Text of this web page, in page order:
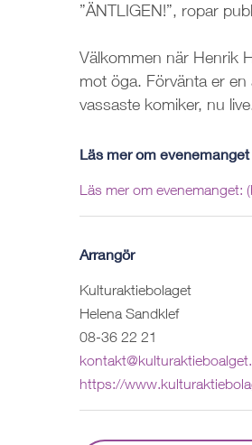
”ÄNTLIGEN!”, ropar
Välkommen när Henrik
mot öga. Förvänta er
vassaste komiker, nu
Läs mer om evenemanget
Läs mer om evenemanget:
Arrangör
Kulturaktiebolaget
Helena Sandklef
08-36 22 21
https://